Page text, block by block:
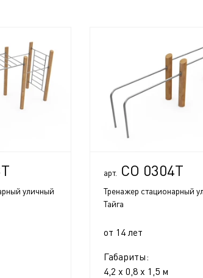
уличный
арт. СО 0304Т
Тренажер стационарный
Тайга
от 14 лет
Габариты:
4,2 x 0,8 x 1,5 м